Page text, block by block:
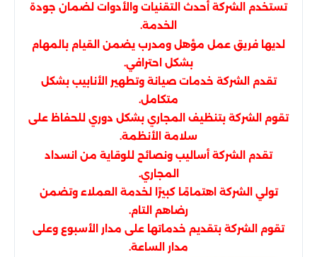
تستخدم الشركة أحدث التقنيات والأدوات لضمان جودة
الخدمة.
لديها فريق عمل مؤهل ومدرب يضمن القيام بالمهام
بشكل احترافي.
تقدم الشركة خدمات صيانة وتطهير الأنابيب بشكل
متكامل.
تقوم الشركة بتنظيف المجاري بشكل دوري للحفاظ على
سلامة الأنظمة.
تقدم الشركة أساليب ونصائح للوقاية من انسداد
المجاري.
تولي الشركة اهتمامًا كبيرًا لخدمة العملاء وتضمن
رضاهم التام.
تقوم الشركة بتقديم خدماتها على مدار الأسبوع وعلى
مدار الساعة.